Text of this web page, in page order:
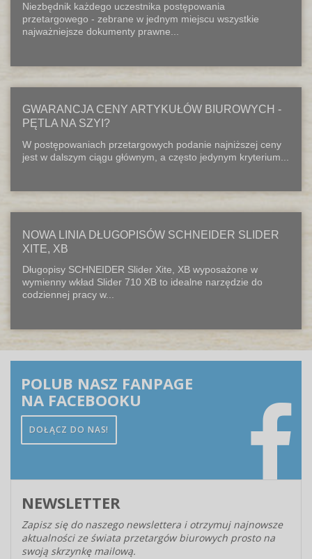
Niezbędnik każdego uczestnika postępowania
przetargowego - zebrane w jednym miejscu wszystkie
najważniejsze dokumenty prawne...
GWARANCJA CENY ARTYKUŁÓW BIUROWYCH -
PĘTLA NA SZYI?
W postępowaniach przetargowych podanie najniższej ceny
jest w dalszym ciągu głównym, a często jedynym kryterium...
NOWA LINIA DŁUGOPISÓW SCHNEIDER SLIDER
XITE, XB
Długopisy SCHNEIDER Slider Xite, XB wyposażone w
wymienny wkład Slider 710 XB to idealne narzędzie do
codziennej pracy w...
POLUB NASZ FANPAGE
NA FACEBOOKU
DOŁĄCZ DO NAS!
NEWSLETTER
Zapisz się do naszego newslettera i otrzymuj najnowsze
aktualności ze świata przetargów biurowych prosto na
swoją skrzynkę mailową.